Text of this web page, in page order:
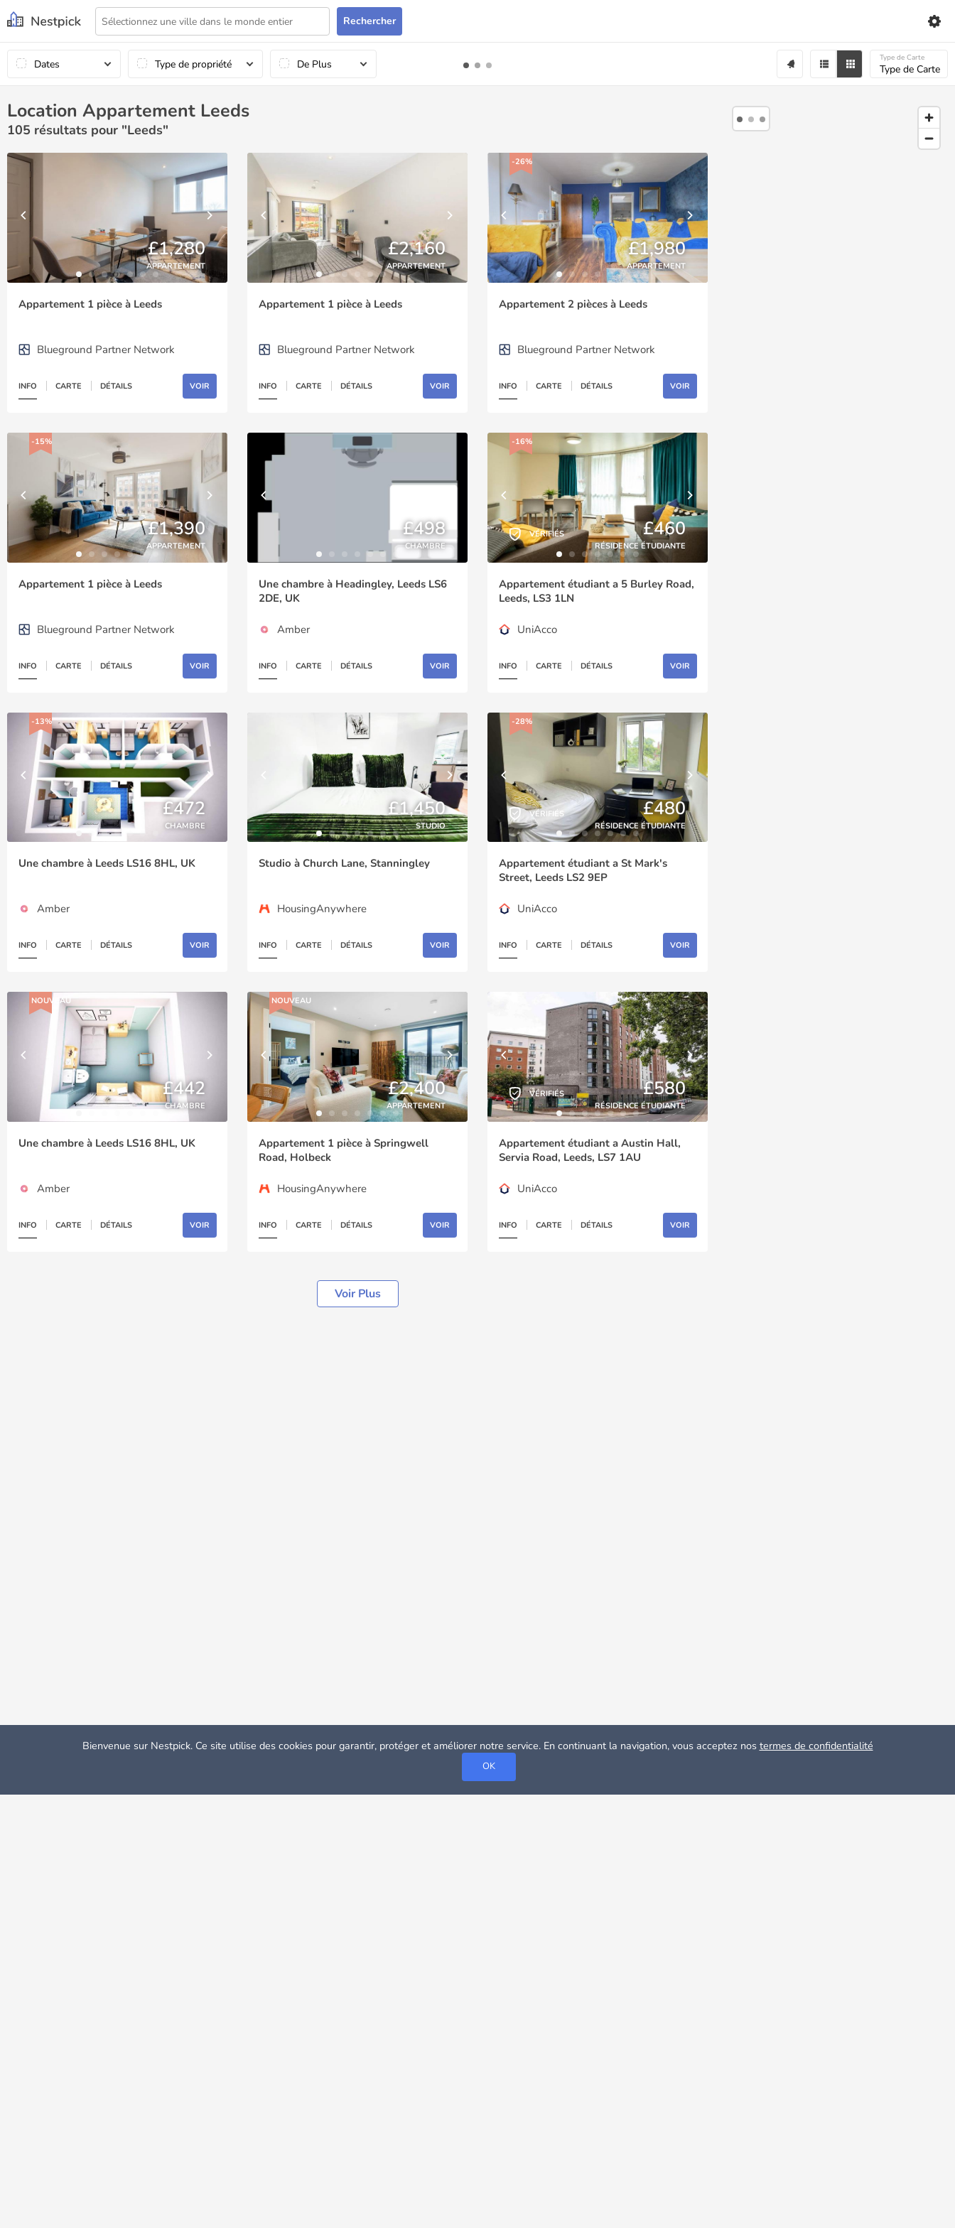
Rechercher
Dates Type de propriété De Plus Type de Carte
Type de Carte
Location Appartement Leeds
105 résultats pour "Leeds"
£1,280
APPARTEMENT
Appartement 1 pièce à Leeds
Blueground Partner Network
INFO CARTE DÉTAILS VOIR
£2,160
APPARTEMENT
Appartement 1 pièce à Leeds
Blueground Partner Network
INFO CARTE DÉTAILS VOIR
-26%
£1,980
APPARTEMENT
Appartement 2 pièces à Leeds
Blueground Partner Network
INFO CARTE DÉTAILS VOIR
-15%
£1,390
APPARTEMENT
Appartement 1 pièce à Leeds
Blueground Partner Network
INFO CARTE DÉTAILS VOIR
£498
CHAMBRE
Une chambre à Headingley, Leeds LS6
2DE, UK
Amber
INFO CARTE DÉTAILS VOIR
-16%
VÉRIFIÉS £460
RÉSIDENCE ÉTUDIANTE
Appartement étudiant a 5 Burley Road,
Leeds, LS3 1LN
UniAcco
INFO CARTE DÉTAILS VOIR
-13%
£472
CHAMBRE
Une chambre à Leeds LS16 8HL, UK
Amber
INFO CARTE DÉTAILS VOIR
£1,450
STUDIO
Studio à Church Lane, Stanningley
HousingAnywhere
INFO CARTE DÉTAILS VOIR
-28%
VÉRIFIÉS £480
RÉSIDENCE ÉTUDIANTE
Appartement étudiant a St Mark's
Street, Leeds LS2 9EP
UniAcco
INFO CARTE DÉTAILS VOIR
NOUVEAU
£442
CHAMBRE
Une chambre à Leeds LS16 8HL, UK
Amber
INFO CARTE DÉTAILS VOIR
NOUVEAU
£2,400
APPARTEMENT
Appartement 1 pièce à Springwell
Road, Holbeck
HousingAnywhere
INFO CARTE DÉTAILS VOIR
VÉRIFIÉS £580
RÉSIDENCE ÉTUDIANTE
Appartement étudiant a Austin Hall,
Servia Road, Leeds, LS7 1AU
UniAcco
INFO CARTE DÉTAILS VOIR
Voir Plus
Bienvenue sur Nestpick. Ce site utilise des cookies pour garantir, protéger et améliorer notre service. En continuant la navigation, vous acceptez nos termes de confidentialité
OK